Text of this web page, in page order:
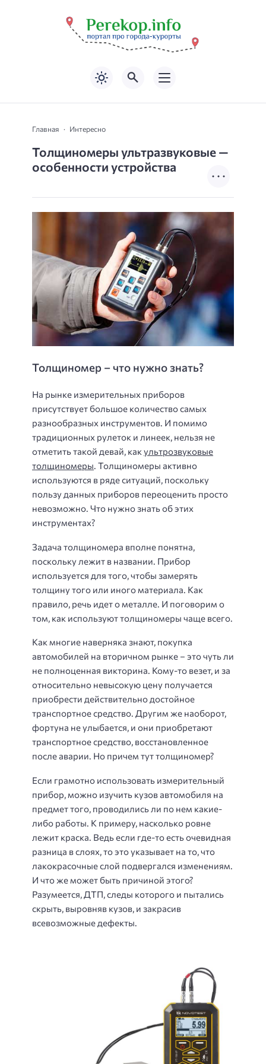
Главная Интересно
Толщиномеры ультразвуковые —
особенности устройства
Толщиномер – что нужно знать?
На рынке измерительных приборов
присутствует большое количество самых
разнообразных инструментов. И помимо
традиционных рулеток и линеек, нельзя не
отметить такой девай, как ультрозвуковые
толщиномеры. Толщиномеры активно
используются в ряде ситуаций, поскольку
пользу данных приборов переоценить просто
невозможно. Что нужно знать об этих
инструментах?
Задача толщиномера вполне понятна,
поскольку лежит в названии. Прибор
используется для того, чтобы замерять
толщину того или иного материала. Как
правило, речь идет о металле. И поговорим о
том, как используют толщиномеры чаще всего.
Как многие наверняка знают, покупка
автомобилей на вторичном рынке – это чуть ли
не полноценная викторина. Кому-то везет, и за
относительно невысокую цену получается
приобрести действительно достойное
транспортное средство. Другим же наоборот,
фортуна не улыбается, и они приобретают
транспортное средство, восстановленное
после аварии. Но причем тут толщиномер?
Если грамотно использовать измерительный
прибор, можно изучить кузов автомобиля на
предмет того, проводились ли по нем какие-
либо работы. К примеру, насколько ровне
лежит краска. Ведь если где-то есть очевидная
разница в слоях, то это указывает на то, что
лакокрасочные слой подвергался изменениям.
И что же может быть причиной этого?
Разумеется, ДТП, следы которого и пытались
скрыть, выровняв кузов, и закрасив
всевозможные дефекты.